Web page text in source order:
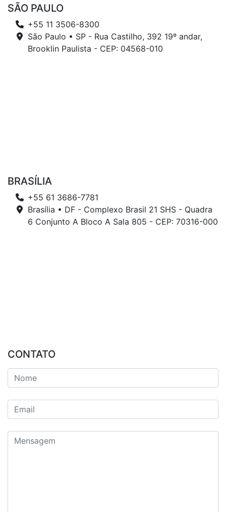
SÃO PAULO
+55 11 3506-8300
São Paulo • SP - Rua Castilho, 392 19º andar,
Brooklin Paulista - CEP: 04568-010
BRASÍLIA
+55 61 3686-7781
Brasília • DF - Complexo Brasil 21 SHS - Quadra
6 Conjunto A Bloco A Sala 805 - CEP: 70316-000
CONTATO